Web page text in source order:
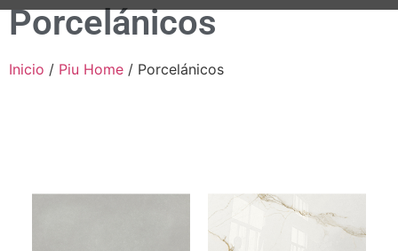
Porcelánicos
Inicio / Piu Home / Porcelánicos